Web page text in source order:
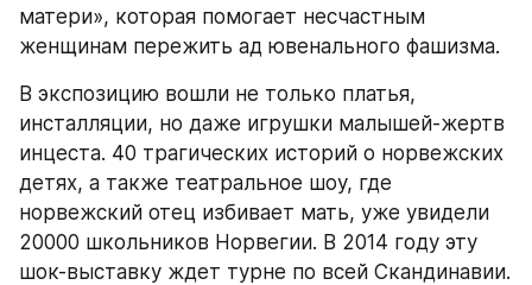
матери», которая помогает несчастным
женщинам пережить ад ювенального фашизма.
В экспозицию вошли не только платья,
инсталляции, но даже игрушки малышей-жертв
инцеста. 40 трагических историй о норвежских
детях, а также театральное шоу, где
норвежский отец избивает мать, уже увидели
20000 школьников Норвегии. В 2014 году эту
шок-выставку ждет турне по всей Скандинавии.